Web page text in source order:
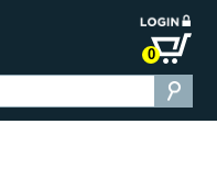
0